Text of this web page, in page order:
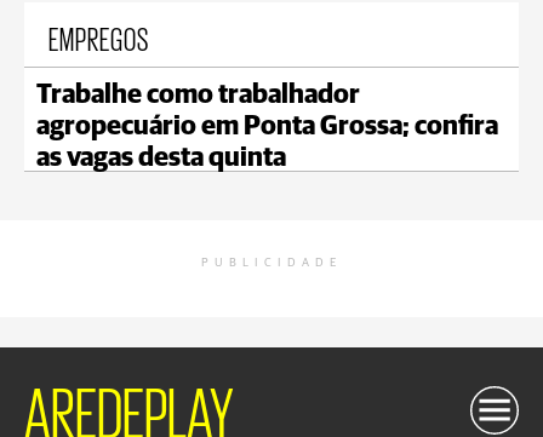
EMPREGOS
Trabalhe como trabalhador
agropecuário em Ponta Grossa; confira
as vagas desta quinta
PUBLICIDADE
AREDEPLAY